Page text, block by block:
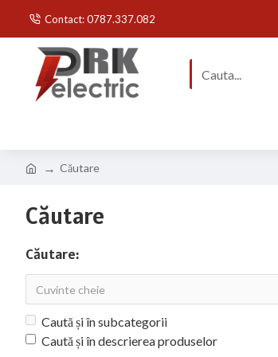
Contact: 0787.337.082
Căutare
Căutare
Căutare:
Caută și în subcategorii
Caută și în descrierea produselor